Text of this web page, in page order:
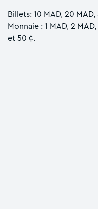
Billets: 10 MAD, 20
Monnaie : 1 MAD, 2
et 50 ¢.